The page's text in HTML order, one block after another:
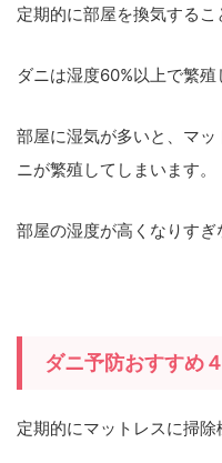
定期的に部屋を換気するこ
ダニは湿度60%以上で繁殖
部屋に湿気が多いと、マ
ニが繁殖してしまいます。
部屋の湿度が高くなりすぎ
ダニ予防おすすめ
定期的にマットレスに掃除